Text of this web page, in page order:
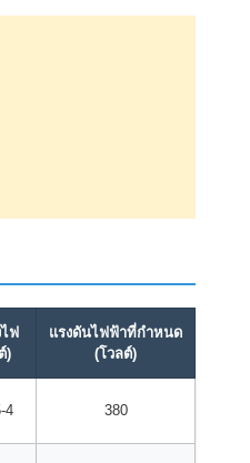
ฟ
)
แรงดันไฟฟ้าที่กำหนด
(โวลต์)
4 380